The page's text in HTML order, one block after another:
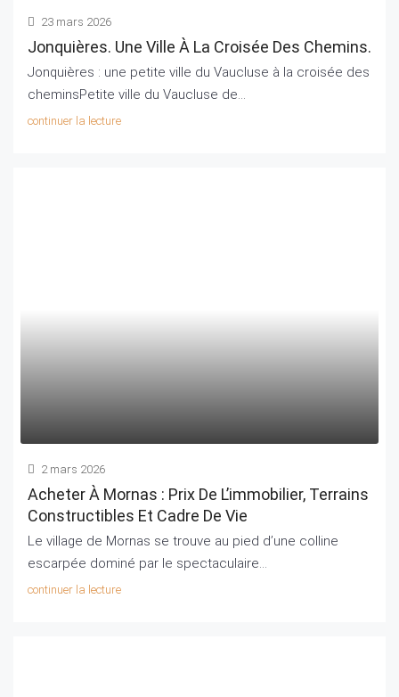
23 mars 2026
Jonquières. Une Ville À La Croisée Des Chemins.
Jonquières : une petite ville du Vaucluse à la croisée des
cheminsPetite ville du Vaucluse de...
continuer la lecture
2 mars 2026
Acheter À Mornas : Prix De L’immobilier, Terrains
Constructibles Et Cadre De Vie
Le village de Mornas se trouve au pied d’une colline
escarpée dominé par le spectaculaire...
continuer la lecture